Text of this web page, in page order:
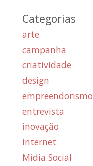
Categorias
arte
campanha
criatividade
design
empreendorismo
entrevista
inovação
internet
Mídia Social